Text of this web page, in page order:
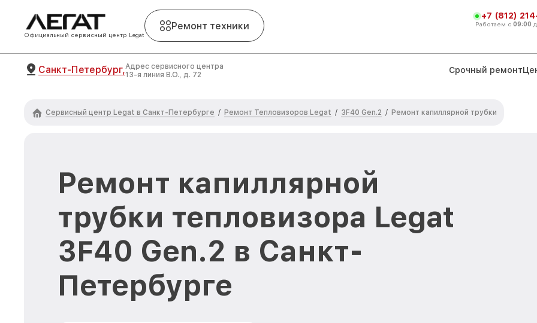
Официальный сервисный центр Legat
Ремонт техники
+7 (812)
Работаем с 09:00
Санкт-Петербург,Адрес сервисного центра
13-я линия В.О., д. 72
Срочный ремонт
Сервисный центр Legat в Санкт-Петербурге / Ремонт Тепловизоров Legat / 3F40 Gen.2 / Ремонт капиллярной трубки
Ремонт капиллярной
трубки тепловизора Legat
3F40 Gen.2 в Санкт-
Петербурге